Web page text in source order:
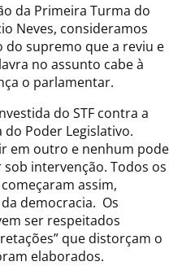
da Primeira Turma do
Neves, consideramos
do supremo que a reviu e
no assunto cabe à
o parlamentar.
do STF contra a
Poder Legislativo.
em outro e nenhum pode
intervenção. Todos os
assim,
democracia. Os
ser respeitados
que distorçam o
elaborados.